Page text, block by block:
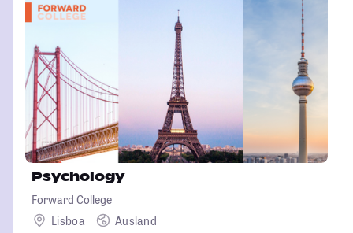
Psychology
Forward College
Lisboa
Ausland